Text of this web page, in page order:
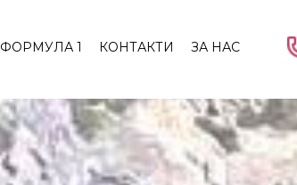
ФОРМУЛА 1 КОНТАКТИ ЗА НАС